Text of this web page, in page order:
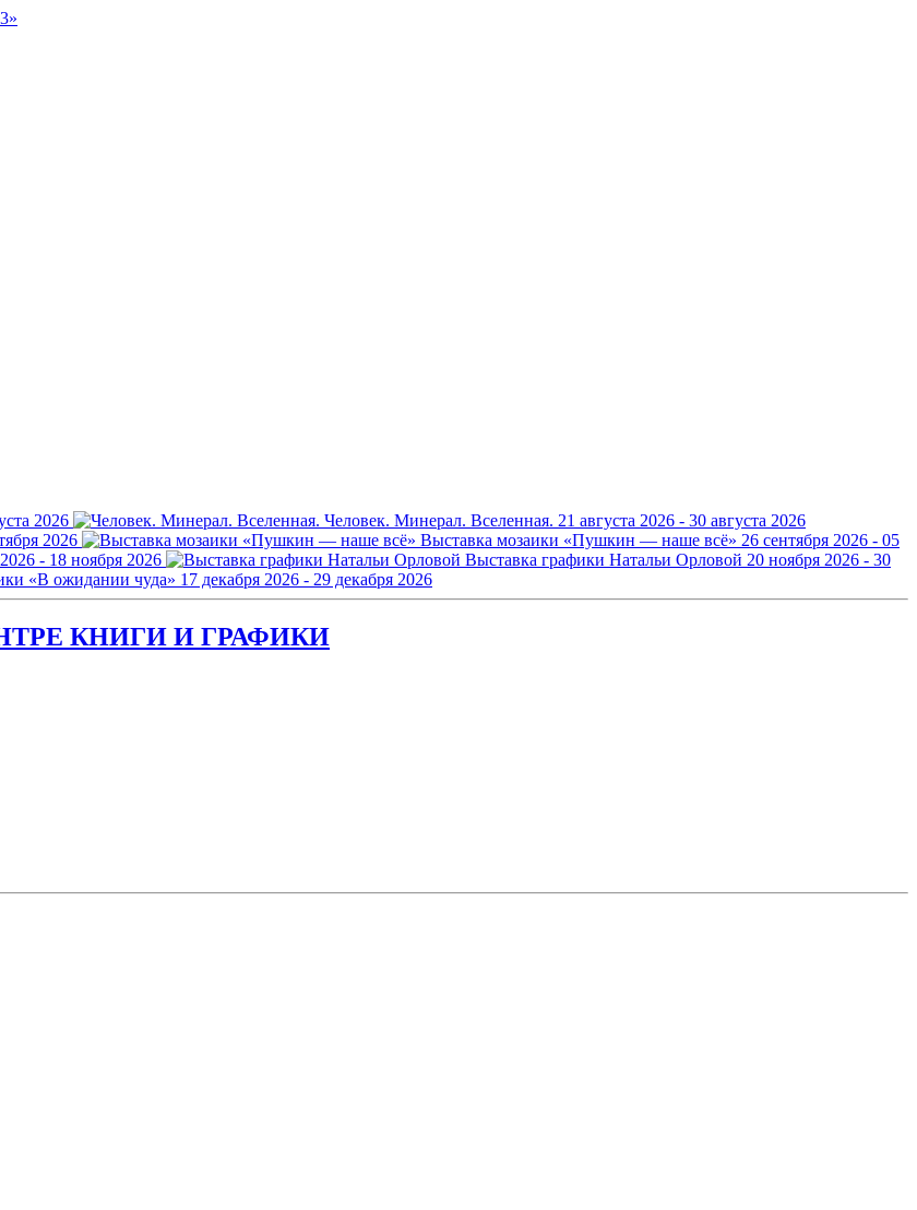
2026 Человек. Минерал. Вселенная. 21 августа 2026 - 30 августа 2026
2026 Выставка мозаики «Пушкин — наше всё» 26 сентября 2026 - 05
- 18 ноября 2026 Выставка графики Натальи Орловой 20 ноября 2026 - 30
«В ожидании чуда» 17 декабря 2026 - 29 декабря 2026
КНИГИ И ГРАФИКИ